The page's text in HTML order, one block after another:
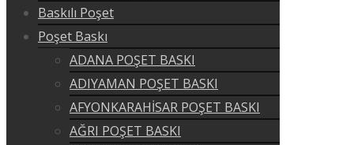
Baskılı Poşet
Poşet Baskı
ADANA POŞET BASKI
ADIYAMAN POŞET BASKI
AFYONKARAHİSAR POŞET BASKI
AĞRI POŞET BASKI